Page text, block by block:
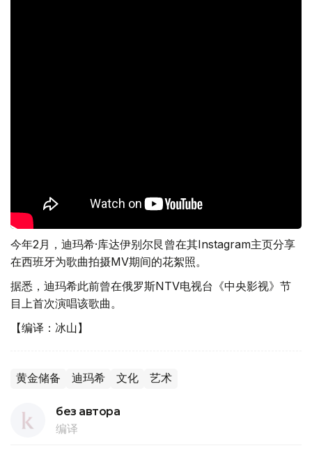
今年2月，迪玛希·库达伊别尔艮曾在其Instagram主页分享
在西班牙为歌曲拍摄MV期间的花絮照。
据悉，迪玛希此前曾在俄罗斯NTV电视台《中央影视》节
目上首次演唱该歌曲。
【编译：冰山】
黄金储备 迪玛希 文化 艺术
без автора
编译